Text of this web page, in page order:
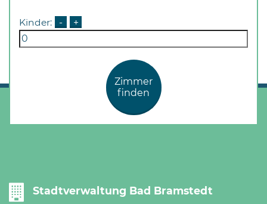
Kinder: - +
Zimmer
finden
Stadtverwaltung Bad Bramstedt